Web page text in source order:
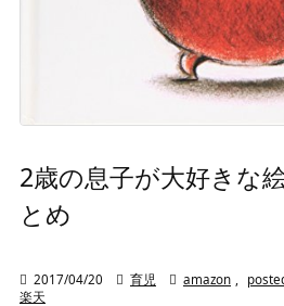
2歳の息子が大好きな
とめ
 2017/04/20  育児  amazon
楽天